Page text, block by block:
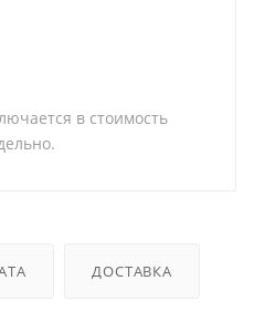
в стоимость
ДОСТАВКА